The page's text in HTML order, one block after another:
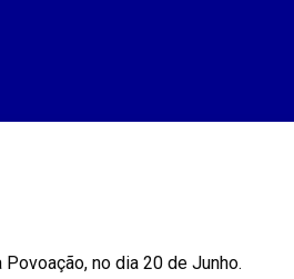
no dia 20 de Junho.